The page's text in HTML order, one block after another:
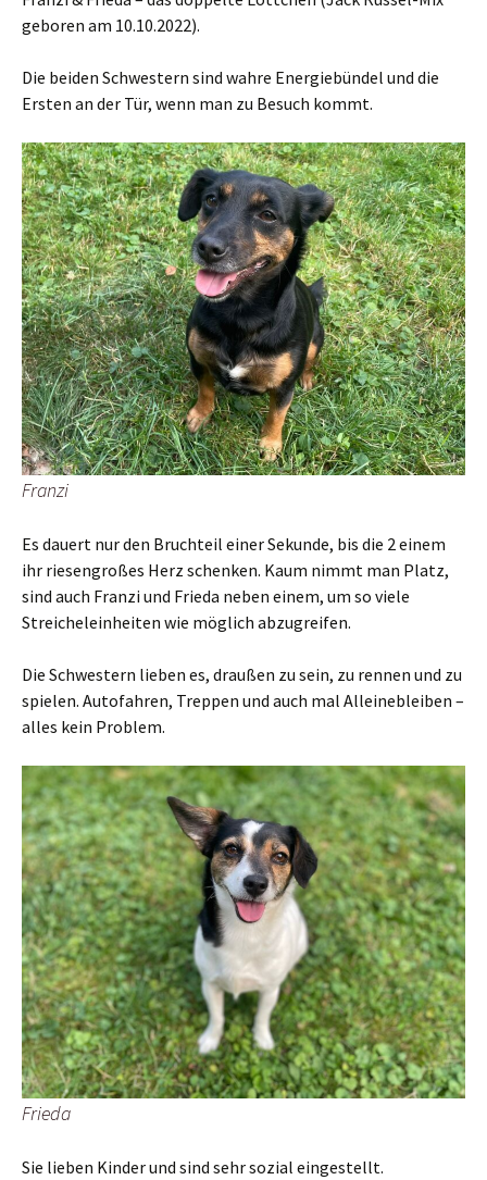
geboren am 10.10.2022).
Die beiden Schwestern sind wahre Energiebündel und die
Ersten an der Tür, wenn man zu Besuch kommt.
Franzi
Es dauert nur den Bruchteil einer Sekunde, bis die 2 einem
ihr riesengroßes Herz schenken. Kaum nimmt man Platz,
sind auch Franzi und Frieda neben einem, um so viele
Streicheleinheiten wie möglich abzugreifen.
Die Schwestern lieben es, draußen zu sein, zu rennen und zu
spielen. Autofahren, Treppen und auch mal Alleinebleiben –
alles kein Problem.
Frieda
Sie lieben Kinder und sind sehr sozial eingestellt.